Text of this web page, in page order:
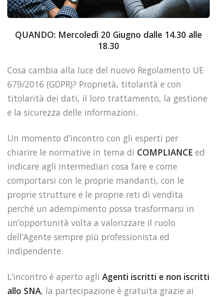
QUANDO: Mercoledì 20 Giugno dalle 14.30 alle
18.30
Cosa cambia alla luce del nuovo Regolamento UE
679/2016 (GDPR)? Proprietà, titolarità e con
titolarità dei dati, il loro trattamento, la gestione
e la sicurezza delle informazioni.
Un momento d’incontro con gli esperti per
chiarire le normative in tema di COMPLIANCE ed
indicare agli intermediari cosa fare e come
comportarsi con le proprie mandanti, con le
proprie strutture e le proprie reti di vendita
perché un adempimento possa trasformarsi in
un’opportunità volta a valorizzare il ruolo
dell’Agente sempre più professionista ed
indipendente.
L’incontro è aperto agli Agenti iscritti e non iscritti
allo SNA, la partecipazione è gratuita grazie ai